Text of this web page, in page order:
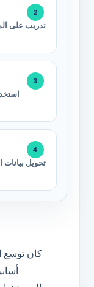
تدريب على
تحويل بيانات
كان توسع